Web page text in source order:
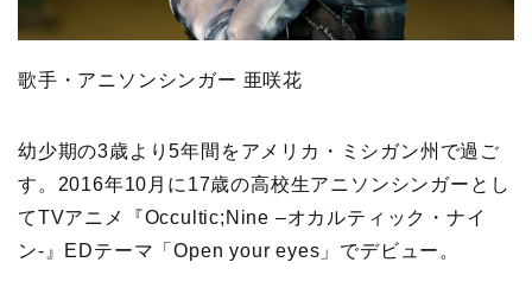
歌手・アニソンシンガー 亜咲花
幼少期の3歳より5年間をアメリカ・ミシガン州で過ご
す。2016年10月に17歳の高校生アニソンシンガーとし
てTVアニメ『Occultic;Nine –オカルティック・ナイ
ン-』EDテーマ「Open your eyes」でデビュー。